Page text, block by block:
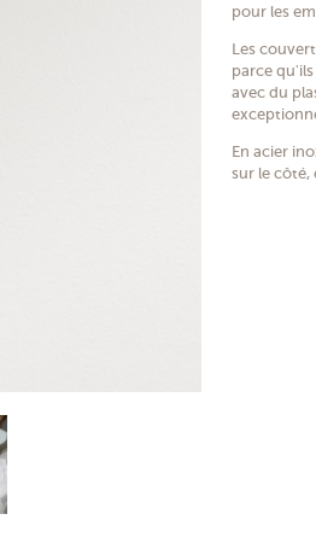
pour les
Les
parce
avec du
En acier
sur le côté,